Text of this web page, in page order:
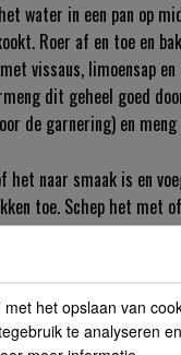
water in een pan op
Roer af en toe en
vissaus, limoensap
dit geheel goed
de garnering) en
het naar smaak is en
toe. Schep het met
het in slablaadjes of
het opslaan van
te analyseren